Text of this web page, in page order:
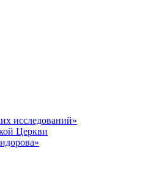
исследований»
Церкви